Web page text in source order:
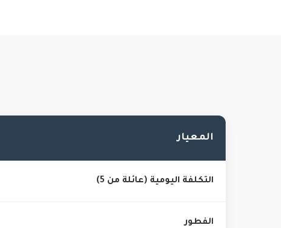
المعيار
التكلفة اليومية (عائلة من 5)
الفطور